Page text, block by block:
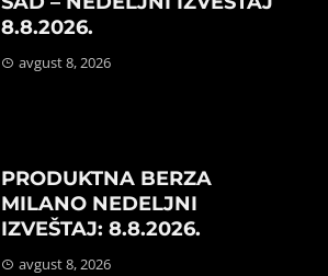
8.8.2026.
avgust 8, 2026
PRODUKTNA BERZA
MILANO NEDELJNI
IZVEŠTAJ: 8.8.2026.
avgust 8, 2026